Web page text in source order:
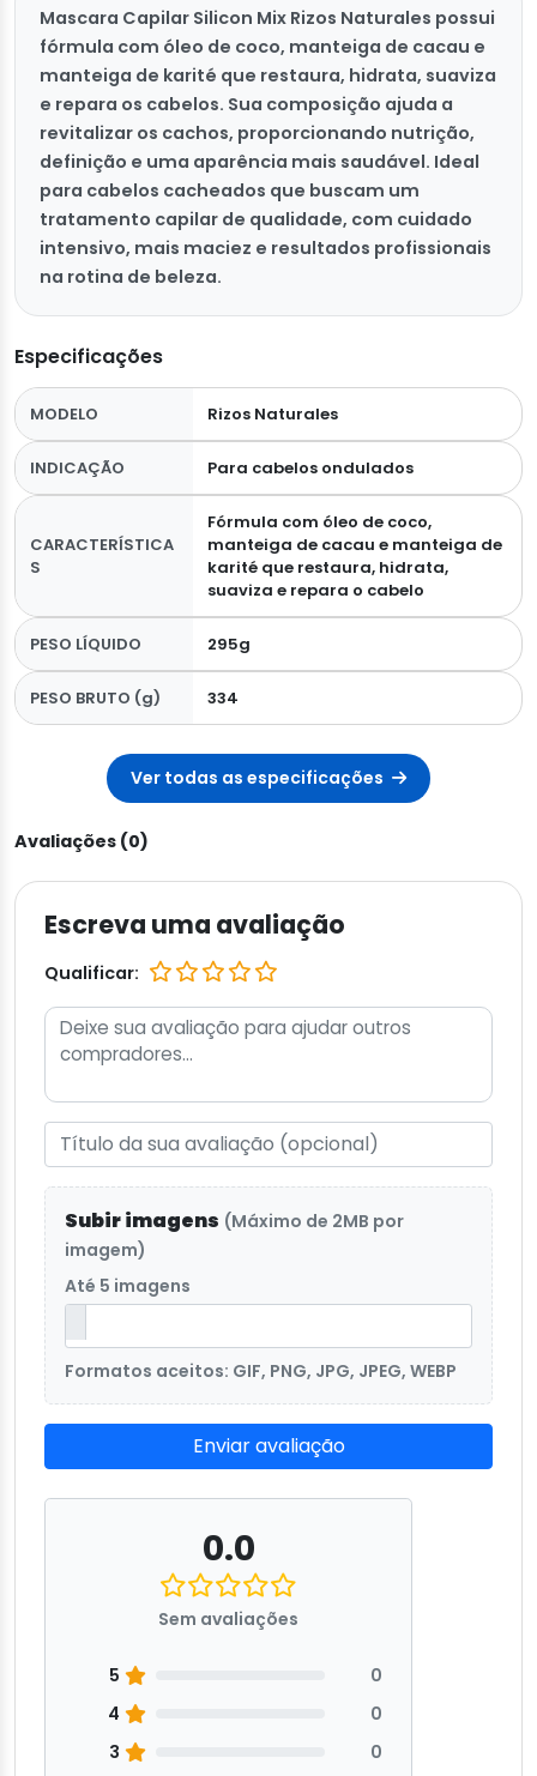
Mascara Capilar Silicon Mix Rizos Naturales possui
fórmula com óleo de coco, manteiga de cacau e
manteiga de karité que restaura, hidrata, suaviza
e repara os cabelos. Sua composição ajuda a
revitalizar os cachos, proporcionando nutrição,
definição e uma aparência mais saudável. Ideal
para cabelos cacheados que buscam um
tratamento capilar de qualidade, com cuidado
intensivo, mais maciez e resultados profissionais
na rotina de beleza.
Especificações
MODELO Rizos Naturales
INDICAÇÃO Para cabelos ondulados
CARACTERÍSTICA
S
Fórmula com óleo de coco,
manteiga de cacau e manteiga de
karité que restaura, hidrata,
suaviza e repara o cabelo
PESO LÍQUIDO 295g
PESO BRUTO (g) 334
Ver todas as especificações
Avaliações (0)
Escreva uma avaliação
Qualificar:
Subir imagens (Máximo de 2MB por
imagem)
Até 5 imagens
Formatos aceitos: GIF, PNG, JPG, JPEG, WEBP
Enviar avaliação
0.0
Sem avaliações
5
0
4
0
3
0